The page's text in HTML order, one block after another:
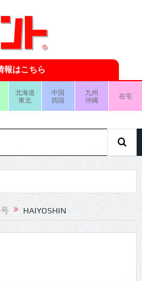
報はこちら
北海道
東北
中国
四国
九州
沖縄
在宅
HAIYOSHIN